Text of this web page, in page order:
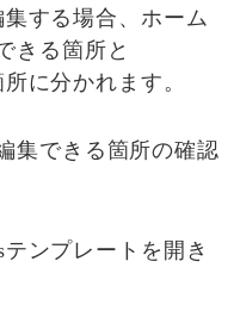
する場合、ホーム
きる箇所と
に分かれます。
集できる箇所の確認
ンプレートを開き